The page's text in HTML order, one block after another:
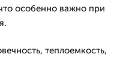
особенно важно при
теплоемкость,